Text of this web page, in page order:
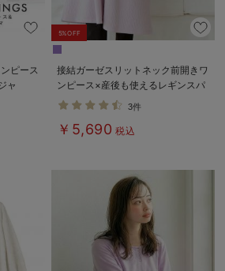
ピース
ャ
ャマ
5%OFF
接結ガーゼスリットネック前開きワ
ンピース×産後も使えるレギンスパ
ジャマ マタニティ・授乳パジャマ
3件
￥5,690 税込